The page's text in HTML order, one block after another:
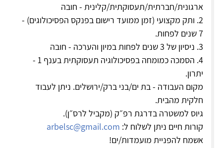
ארגונית/חברתית/תעסוקתית/קלינית - חובה
2. ⁠ותק מקצועי (זמן ממועד רישום בפנקס הפסיכולוגים) -
7 שנים לפחות.
3. ניסיון של 3 שנים לפחות במיון והערכה - חובה
4. ⁠הסמכה כמומחה בפסיכולוגיה תעסוקתית בענף 1 -
יתרון.
מקום העבודה - בת ים/בני ברק/ירושלים. ניתן לעבוד
חלקית מהבית.
גיוס למשטרה בדרגת רפ״ק (מקביל לרס״ן).
קורות חיים ניתן לשלוח ל: arbelsc@gmail.com
אשמח להפניית מועמדות/ים!